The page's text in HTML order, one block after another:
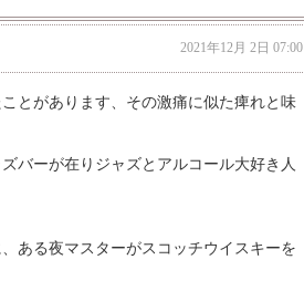
2021年12月 2日 07:00
とがあります、その激痛に似た痺れと味
バーが在りジャズとアルコール大好き人
ある夜マスターがスコッチウイスキーを